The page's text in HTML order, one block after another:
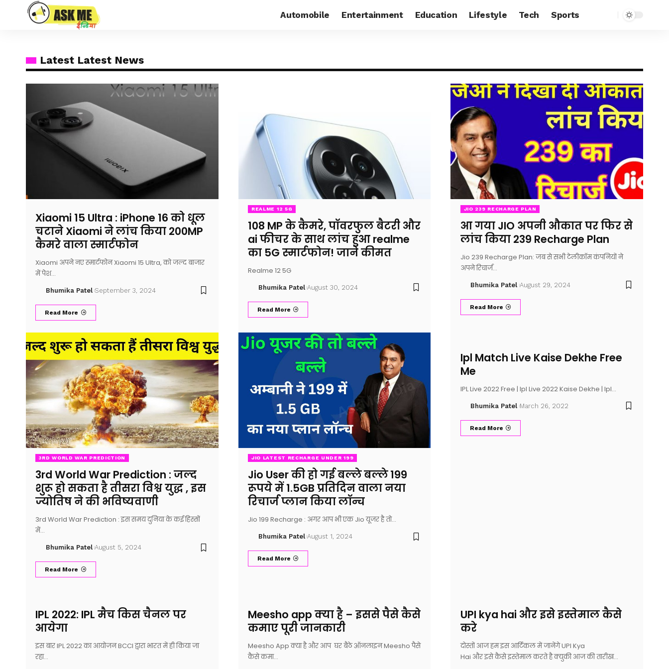
Automobile Entertainment Education Lifestyle Tech Sports
Latest Latest News
Xiaomi 15 Ultra : iPhone 16 को धूल
चटाने Xiaomi ने लांच किया 200MP
कैमरे वाला स्मार्टफोन
Xiaomi अपने नए स्मार्टफोन Xiaomi 15 Ultra, को जल्द बाजार
में पेश…
Bhumika Patel September 3, 2024
Read More
REALME 12 5G
108 MP के कैमरे, पॉवरफुल बैटरी और
ai फीचर के साथ लांच हुआ realme
का 5G स्मार्टफोन! जाने कीमत
Realme 12 5G
Bhumika Patel August 30, 2024
Read More
JIO 239 RECHARGE PLAN
आ गया JIO अपनी औकात पर फिर से
लांच किया 239 Recharge Plan
Jio 239 Recharge Plan: जब से सभी टेलीकॉम कंपनियों ने
अपने रिचार्ज…
Bhumika Patel August 29, 2024
Read More
3RD WORLD WAR PREDICTION
3rd World War Prediction : जल्द
शुरू हो सकता है तीसरा विश्व युद्ध , इस
ज्योतिष ने की भविष्यवाणी
3rd World War Prediction : इस समय दुनिया के कई हिस्सों
में…
Bhumika Patel August 5, 2024
Read More
JIO LATEST RECHARGE UNDER 199
Jio User की हो गई बल्ले बल्ले 199
रूपये में 1.5GB प्रतिदिन वाला नया
रिचार्ज प्लान किया लॉन्च
Jio 199 Recharge : अगर आप भी एक Jio यूजर है तो…
Bhumika Patel August 1, 2024
Read More
Ipl Match Live Kaise Dekhe Free
Me
IPL Live 2022 Free | Ipl Live 2022 Kaise Dekhe | Ipl…
Bhumika Patel March 26, 2022
Read More
IPL 2022: IPL मैच किस चैनल पर
आयेगा
इस बार IPL 2022 का आयोजन BCCI द्वारा भारत में ही किया जा
रहा…
Meesho app क्या है – इससे पैसे कैसे
कमाए पूरी जानकारी
Meesho App क्या है और आप घर बैठे ऑनलाइन Meesho पैसे
कैसे कमा…
UPI kya hai और इसे इस्तेमाल कैसे
करे
दोस्तों आज हम इस आर्टिकल में जानेंगे UPI Kya
Hai और इसे कैसे इस्तेमाल करते है क्युकी आज की तारीख…